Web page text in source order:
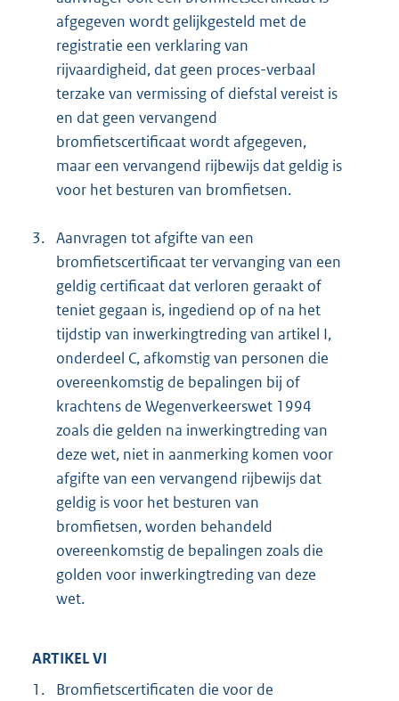
afgegeven wordt gelijkgesteld met de
registratie een verklaring van
rijvaardigheid, dat geen proces-verbaal
terzake van vermissing of diefstal vereist is
en dat geen vervangend
bromfietscertificaat wordt afgegeven,
maar een vervangend rijbewijs dat geldig is
voor het besturen van bromfietsen.
3. Aanvragen tot afgifte van een
bromfietscertificaat ter vervanging van een
geldig certificaat dat verloren geraakt of
teniet gegaan is, ingediend op of na het
tijdstip van inwerkingtreding van artikel I,
onderdeel C, afkomstig van personen die
overeenkomstig de bepalingen bij of
krachtens de Wegenverkeerswet 1994
zoals die gelden na inwerkingtreding van
deze wet, niet in aanmerking komen voor
afgifte van een vervangend rijbewijs dat
geldig is voor het besturen van
bromfietsen, worden behandeld
overeenkomstig de bepalingen zoals die
golden voor inwerkingtreding van deze
wet.
ARTIKEL VI
1.
Bromfietscertificaten die voor de